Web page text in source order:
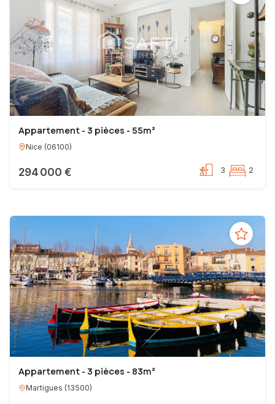
Appartement - 3 pièces - 55m²
Nice (06100)
294 000 € 3 2
Appartement - 3 pièces - 83m²
Martigues (13500)